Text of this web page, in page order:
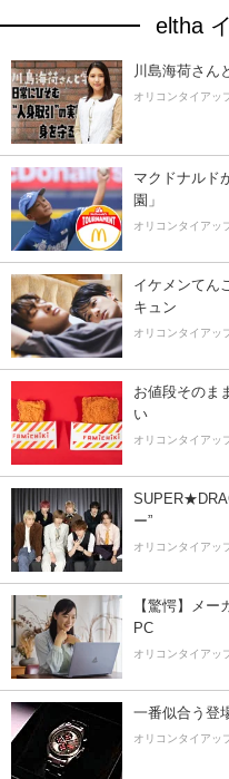
eltha
川島海荷さん
オリコンタイアッ
マクドナルド
園」
オリコンタイアッ
イケメンてん
キュン
オリコンタイアッ
お値段そのま
い
オリコンタイアッ
ー”
オリコンタイアッ
【驚愕】メ
PC
オリコンタイアッ
一番似合う登
オリコンタイアッ